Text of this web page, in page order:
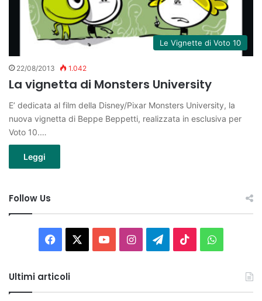
Le Vignette di Voto 10
22/08/2013 1.042
La vignetta di Monsters University
E’ dedicata al film della Disney/Pixar Monsters University, la
nuova vignetta di Beppe Beppetti, realizzata in esclusiva per
Voto 10.…
Leggi
Follow Us
Facebook You InstagramTelegram
TikTok
Ultimi articoli